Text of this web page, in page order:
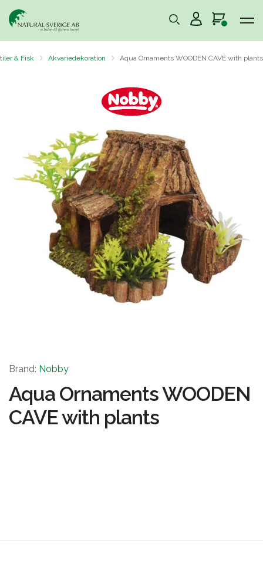
& Fisk Akvariedekoration Aqua Ornaments WOODEN CAVE with plants
Brand: Nobby
Aqua Ornaments WOODEN
CAVE with plants